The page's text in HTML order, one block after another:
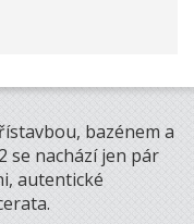
bazénem a
se nachází jen pár
autentické